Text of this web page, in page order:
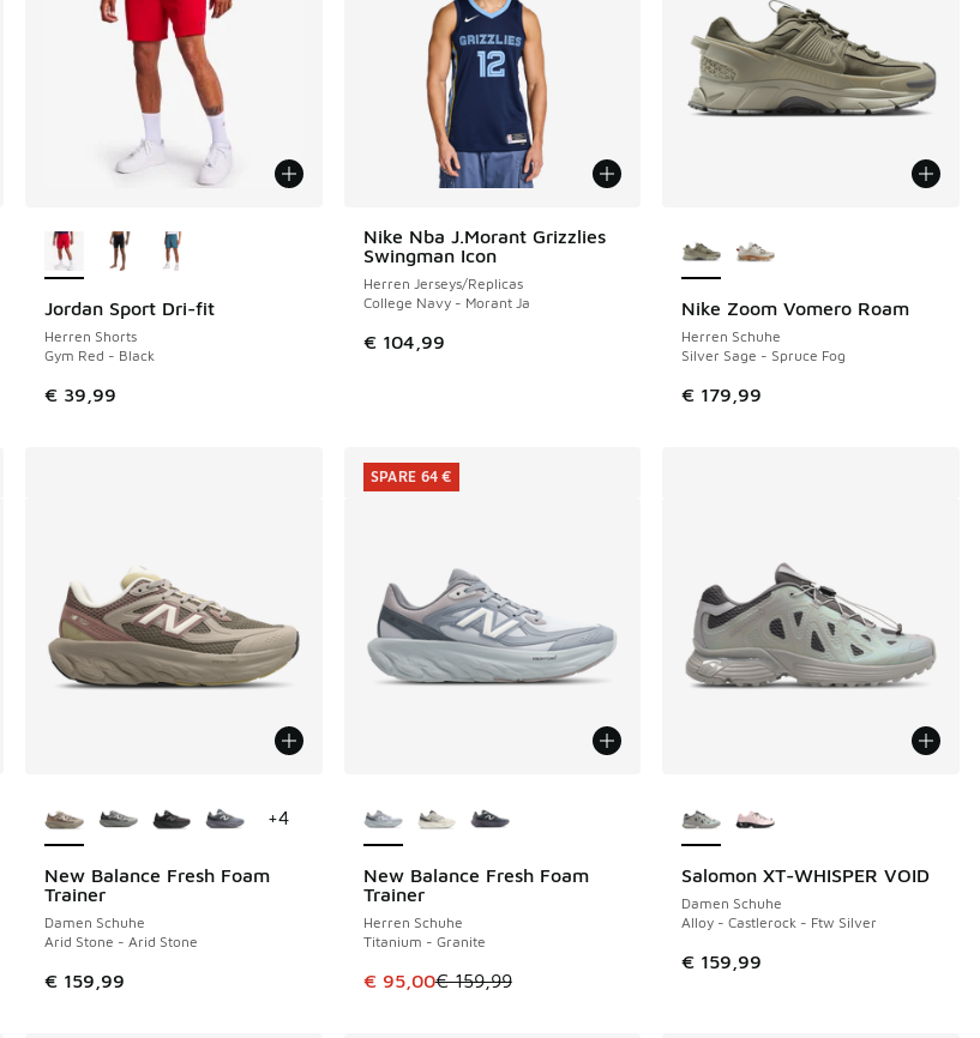
Jordan Sport Dri-fit
Herren Shorts
Gym Red - Black
€ 39,99
Nike Nba J.Morant Grizzlies
Swingman Icon
Herren Jerseys/Replicas
College Navy - Morant Ja
€ 104,99
Nike Zoom Vomero Roam
Herren Schuhe
Silver Sage - Spruce Fog
€ 179,99
ist von € 159,99 auf € 100,00 gefallen
New Balance Fresh Foam
Trainer
Damen Schuhe
Arid Stone - Arid Stone
€ 159,99
+4
New Balance Fresh Foam
Trainer
Herren Schuhe
Titanium - Granite
Dieser Artikel ist im Sale. Der Preis ist von € 159,99 auf € 95,00
€ 95,00€ 159,99
SPARE 64 €
SPARE 64 €
Salomon XT-WHISPER VOID
Damen Schuhe
Alloy - Castlerock - Ftw Silver
€ 159,99